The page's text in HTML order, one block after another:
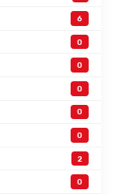
6
0
0
0
0
0
2
0